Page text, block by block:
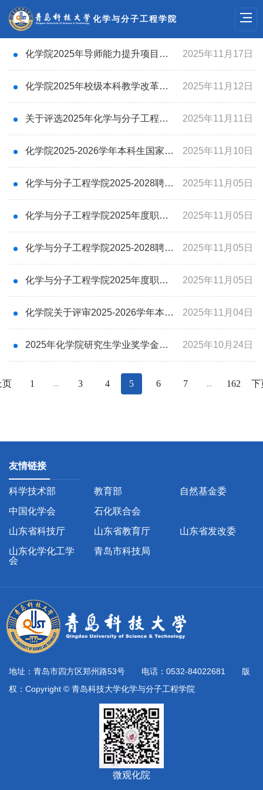
化学与分子工程学院
化学院2025年导师能力提升项目拟推荐名单公示 2025年11月17日
化学院2025年校级本科教学改革研究项目和专项项目立项申报工作推荐名单公示 2025年11月12日
关于评选2025年化学与分子工程学院“辰冠奖学金”的通知 2025年11月11日
化学院2025-2026学年本科生国家助学金受助学生名单公示 2025年11月10日
化学与分子工程学院2025-2028聘期岗位聘用未获得申报岗位人员得票顺序的公示 2025年11月05日
化学与分子工程学院2025年度职称评聘（委托评审）结果的公示 2025年11月05日
化学与分子工程学院2025-2028聘期专业技术四级及以下岗位聘用评审结果的公示 2025年11月05日
化学与分子工程学院2025年度职称评聘结果的公示 2025年11月05日
化学院关于评审2025-2026学年本科生国家助学金的通知 2025年11月04日
2025年化学院研究生学业奖学金和荣誉奖初选结果公示 2025年10月24日
页 1 ... 3 4 5 6 7 ... 162 下
友情链接
科学技术部 教育部
自然基金委
中国化学会
石化联合会
山东省科技厅
山东省教育厅
山东省发改委
山东化学化工学
会
青岛市科技局
地址：青岛市四方区郑州路53号 电话：0532-84022681 版
权：Copyright © 青岛科技大学化学与分子工程学院
微观化院